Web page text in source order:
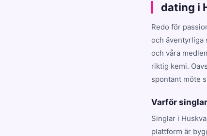
dating i
Redo för
och äventyrliga
och våra
riktig kemi.
spontant möte
Varför
Singlar i
plattform är